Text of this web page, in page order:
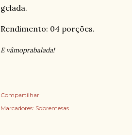
gelada.
Rendimento: 04 porções.
E vâmoprabalada!
Compartilhar
Marcadores: Sobremesas